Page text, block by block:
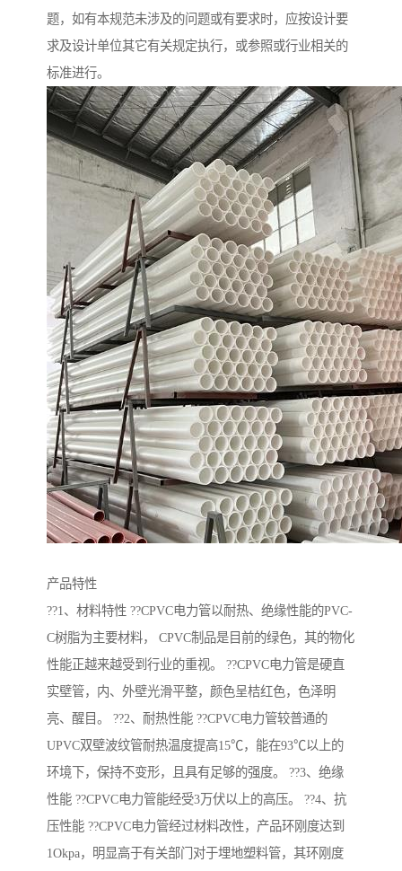
题，如有本规范未涉及的问题或有要求时，应按设计要
求及设计单位其它有关规定执行，或参照或行业相关的
标准进行。
产品特性
??1、材料特性 ??CPVC电力管以耐热、绝缘性能的PVC-
C树脂为主要材料， CPVC制品是目前的绿色，其的物化
性能正越来越受到行业的重视。 ??CPVC电力管是硬直
实壁管，内、外壁光滑平整，颜色呈桔红色，色泽明
亮、醒目。 ??2、耐热性能 ??CPVC电力管较普通的
UPVC双壁波纹管耐热温度提高15℃，能在93℃以上的
环境下，保持不变形，且具有足够的强度。 ??3、绝缘
性能 ??CPVC电力管能经受3万伏以上的高压。 ??4、抗
压性能 ??CPVC电力管经过材料改性，产品环刚度达到
1Okpa，明显高于有关部门对于埋地塑料管，其环刚度